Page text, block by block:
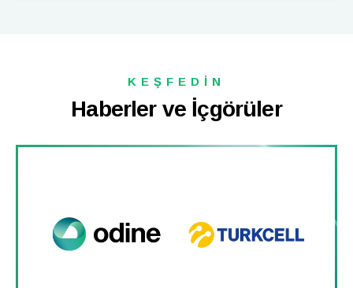
KEŞFEDİN
Haberler ve İçgörüler